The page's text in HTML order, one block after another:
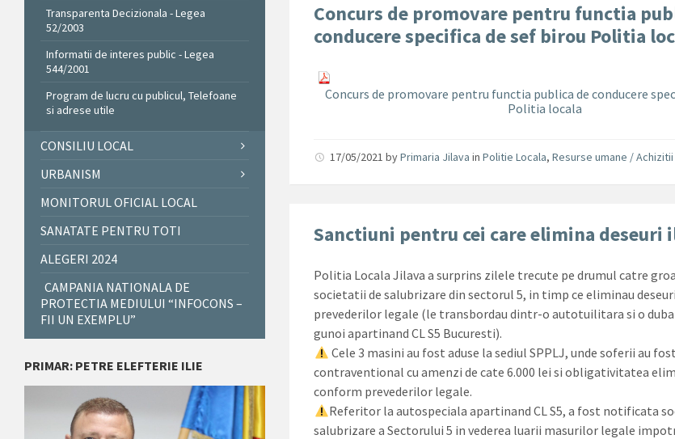
Concurs de promovare pentru functia
conducere specifica de sef birou Politia
Concurs de promovare pentru functia publica de conducere
Politia locala
17/05/2021byPrimaria Jilava inPolitie Locala,Resurse umane / Achizitii
Sanctiuni pentru cei care elimina deseuri
Politia Locala Jilava a surprins zilele trecute pe drumul catre
societatii de salubrizare din sectorul 5, in timp ce eliminau
prevederilor legale (le transbordau dintr-o autotuilitara si o
gunoi apartinand CL S5 Bucuresti).
Cele 3 masini au fost aduse la sediul SPPLJ, unde soferii au
contraventional cu amenzi de cate 6.000 lei si obligativitatea
conform prevederilor legale.
Referitor la autospeciala apartinand CL S5, a fost notificata
salubrizare a Sectorului 5 in vederea luarii masurilor legale
Transparenta Decizionala - Legea
52/2003
Informatii de interes public - Legea
544/2001
Program de lucru cu publicul, Telefoane
si adrese utile
CONSILIU LOCAL
URBANISM
MONITORUL OFICIAL LOCAL
SANATATE PENTRU TOTI
ALEGERI 2024
CAMPANIA NATIONALA DE
PROTECTIA MEDIULUI “INFOCONS –
FII UN EXEMPLU”
PRIMAR: PETRE ELEFTERIE ILIE